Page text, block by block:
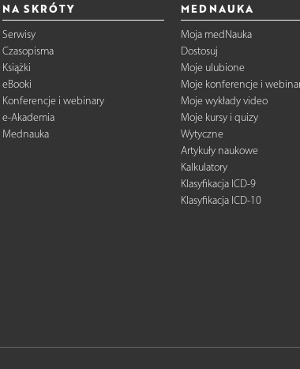
NA SKRÓTY
Serwisy
Czasopisma
Książki
eBooki
Konferencje i webinary
e-Akademia
Mednauka
MEDNAUKA
Moja medNauka
Dostosuj
Moje ulubione
Moje konferencje i
Moje wykłady video
Moje kursy i quizy
Wytyczne
Artykuły naukowe
Kalkulatory
Klasyfikacja ICD-9
Klasyfikacja ICD-10